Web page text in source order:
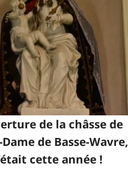
de la châsse de
de Basse-Wavre,
cette année !